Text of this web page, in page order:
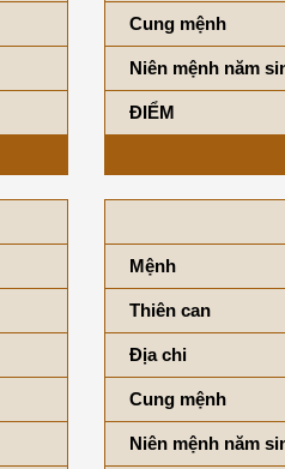
Cung mệnh
Niên mệnh năm
ĐIỂM
Mệnh
Thiên can
Địa chi
Cung mệnh
Niên mệnh năm